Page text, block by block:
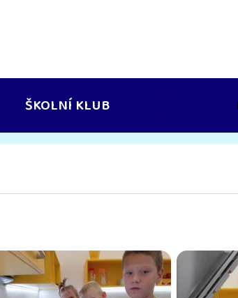
ŠKOLNÍ KLUB